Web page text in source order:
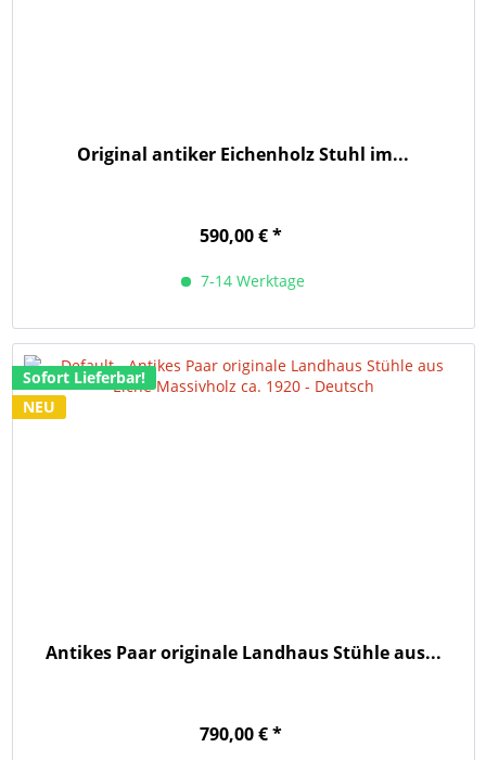
Original antiker Eichenholz Stuhl im...
590,00 € *
7-14 Werktage
Sofort Lieferbar!
NEU
Antikes Paar originale Landhaus Stühle aus...
790,00 € *